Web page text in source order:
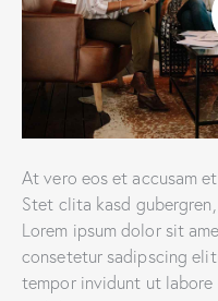
At vero eos et accusam
Stet clita kasd
Lorem ipsum dolor sit
consetetur sadipscing
tempor invidunt ut labore